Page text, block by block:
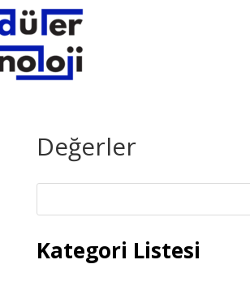
Değerler
Kategori Listesi